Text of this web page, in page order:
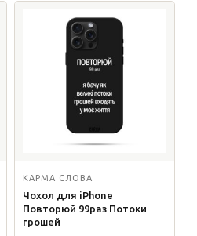
КАРМА СЛОВА
Чохол для iPhone
Повторюй 99раз Потоки
грошей